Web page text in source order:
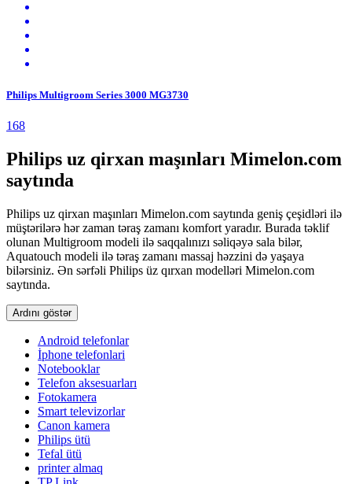
Philips Multigroom Series 3000 MG3730
168
Philips uz qirxan maşınları Mimelon.com
saytında
Philips uz qirxan maşınları Mimelon.com saytında geniş çeşidləri ilə
müştərilərə hər zaman təraş zamanı komfort yaradır. Burada təklif
olunan Multigroom modeli ilə saqqalınızı səliqəyə sala bilər,
Aquatouch modeli ilə təraş zamanı massaj həzzini də yaşaya
bilərsiniz. Ən sərfəli Philips üz qırxan modelləri Mimelon.com
saytında.
Ardını göstər
Android telefonlar
İphone telefonlari
Notebooklar
Telefon aksesuarları
Fotokamera
Smart televizorlar
Canon kamera
Philips ütü
Tefal ütü
printer almaq